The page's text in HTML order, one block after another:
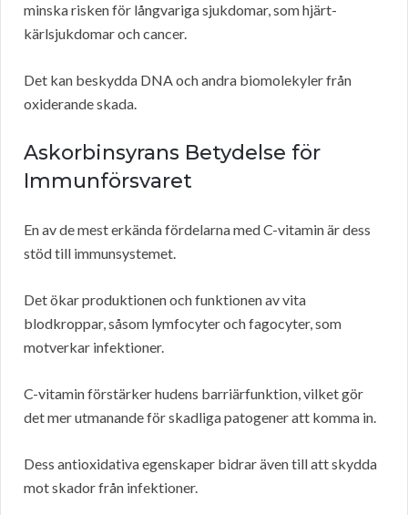
minska risken för långvariga sjukdomar, som hjärt-
kärlsjukdomar och cancer.
Det kan beskydda DNA och andra biomolekyler från
oxiderande skada.
Askorbinsyrans Betydelse för
Immunförsvaret
En av de mest erkända fördelarna med C-vitamin är dess
stöd till immunsystemet.
Det ökar produktionen och funktionen av vita
blodkroppar, såsom lymfocyter och fagocyter, som
motverkar infektioner.
C-vitamin förstärker hudens barriärfunktion, vilket gör
det mer utmanande för skadliga patogener att komma in.
Dess antioxidativa egenskaper bidrar även till att skydda
mot skador från infektioner.